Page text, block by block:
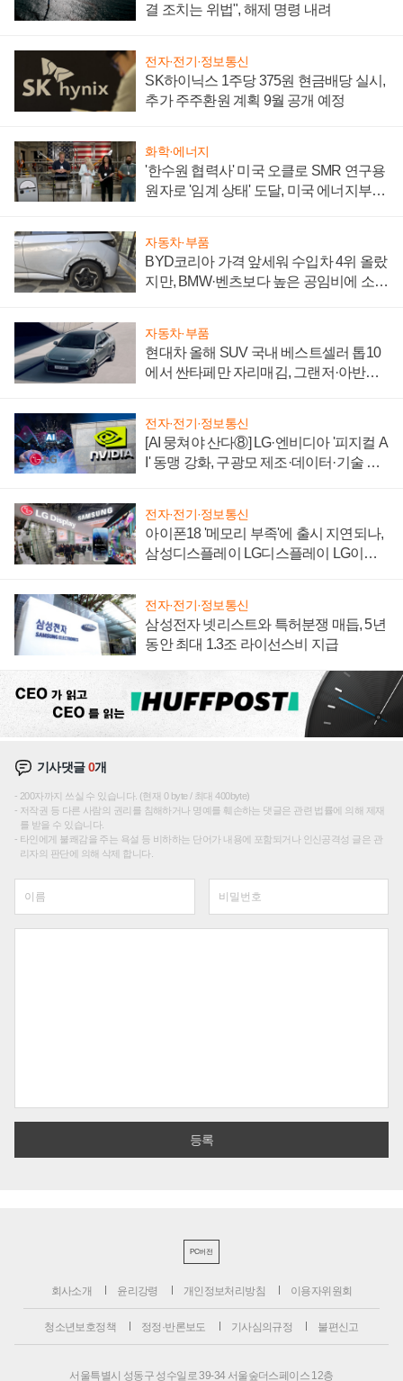
결 조치는 위법", 해제 명령 내려
전자·전기·정보통신
SK하이닉스 1주당 375원 현금배당 실시,
추가 주주환원 계획 9월 공개 예정
화학·에너지
'한수원 협력사' 미국 오클로 SMR 연구용
원자로 '임계 상태' 도달, 미국 에너지부
자동차·부품
BYD코리아 가격 앞세워 수입차 4위 올랐
지만, BMW·벤츠보다 높은 공임비에 소비
자동차·부품
현대차 올해 SUV 국내 베스트셀러 톱10
에서 싼타페만 자리매김, 그랜저·아반떼
전자·전기·정보통신
[AI 뭉쳐야 산다⑧] LG·엔비디아 '피지컬 A
I' 동맹 강화, 구광모 제조·데이터·기술 결
전자·전기·정보통신
아이폰18 '메모리 부족'에 출시 지연되나,
삼성디스플레이 LG디스플레이 LG이노
전자·전기·정보통신
삼성전자 넷리스트와 특허분쟁 매듭, 5년
동안 최대 1.3조 라이선스비 지급
기사댓글0개
200자까지 쓰실 수 있습니다. (현재 0 byte / 최대 400byte)
저작권 등 다른 사람의 권리를 침해하거나 명예를 훼손하는 댓글은 관련 법률에 의해 제재
를 받을 수 있습니다.
타인에게 불쾌감을 주는 욕설 등 비하하는 단어가 내용에 포함되거나 인신공격성 글은 관
리자의 판단에 의해 삭제 합니다.
PC버전
회사소개 윤리강령 개인정보처리방침 이용자위원회
청소년보호정책 정정·반론보도 기사심의규정 불편신고
서울특별시 성동구 성수일로 39-34 서울숲더스페이스 12층